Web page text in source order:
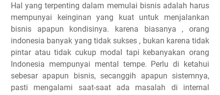
Hal yang terpenting dalam memulai bisnis adalah harus
mempunyai keinginan yang kuat untuk menjalankan
bisnis apapun kondisinya. karena biasanya , orang
indonesia banyak yang tidak sukses , bukan karena tidak
pintar atau tidak cukup modal tapi kebanyakan orang
Indonesia mempunyai mental tempe. Perlu di ketahui
sebesar apapun bisnis, secanggih apapun sistemnya,
pasti mengalami saat-saat ada masalah di internal